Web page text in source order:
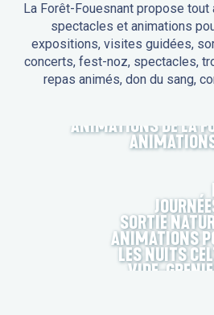
La Forêt-Fouesnant propose tout
spectacles et animations
expositions, visites guidées,
concerts, fest-noz, spectacles,
repas animés, don du sang,
ANIMATIONS DE LA
SORTIE
ANIMATIONS
LES NUITS
VIDE-